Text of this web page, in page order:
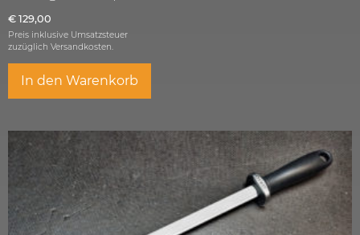
€ 129,00
Preis inklusive Umsatzsteuer
zuzüglich Versandkosten.
In den Warenkorb